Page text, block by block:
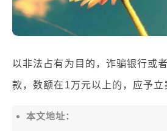
以非法占有为目的，诈骗银行或
款，数额在1万元以上的，应予立
本文地址：